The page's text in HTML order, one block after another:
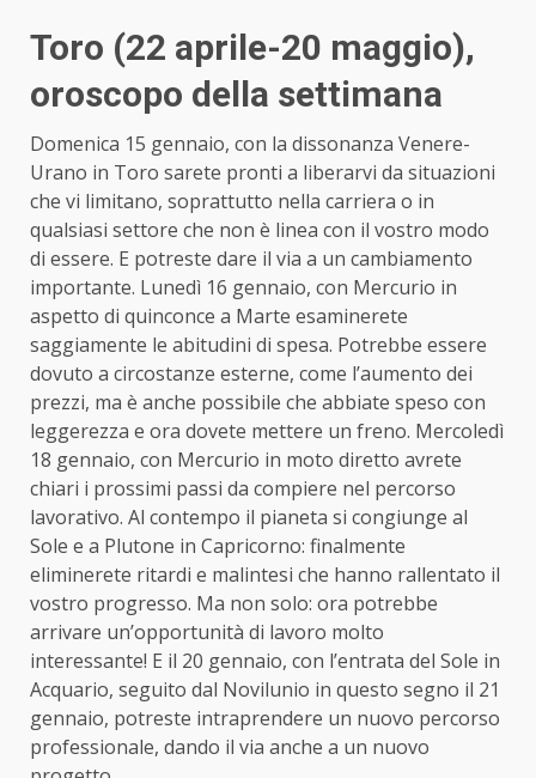
Toro (22 aprile-20 maggio),
oroscopo della settimana
Domenica 15 gennaio, con la dissonanza Venere-
Urano in Toro sarete pronti a liberarvi da situazioni
che vi limitano, soprattutto nella carriera o in
qualsiasi settore che non è linea con il vostro modo
di essere. E potreste dare il via a un cambiamento
importante. Lunedì 16 gennaio, con Mercurio in
aspetto di quinconce a Marte esaminerete
saggiamente le abitudini di spesa. Potrebbe essere
dovuto a circostanze esterne, come l’aumento dei
prezzi, ma è anche possibile che abbiate speso con
leggerezza e ora dovete mettere un freno. Mercoledì
18 gennaio, con Mercurio in moto diretto avrete
chiari i prossimi passi da compiere nel percorso
lavorativo. Al contempo il pianeta si congiunge al
Sole e a Plutone in Capricorno: finalmente
eliminerete ritardi e malintesi che hanno rallentato il
vostro progresso. Ma non solo: ora potrebbe
arrivare un’opportunità di lavoro molto
interessante! E il 20 gennaio, con l’entrata del Sole in
Acquario, seguito dal Novilunio in questo segno il 21
gennaio, potreste intraprendere un nuovo percorso
professionale, dando il via anche a un nuovo